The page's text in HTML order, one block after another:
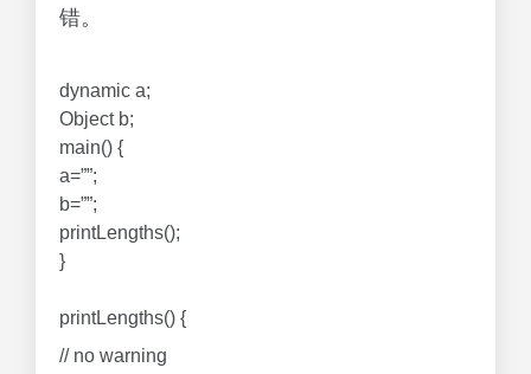
错。
dynamic a;
Object b;
main() {
a=””;
b=””;
printLengths();
}
printLengths() {
// no warning